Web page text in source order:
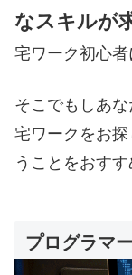
なスキルが
宅ワーク初心者
そこでもしあ
宅ワークをお
うことをおすす
プログラマー